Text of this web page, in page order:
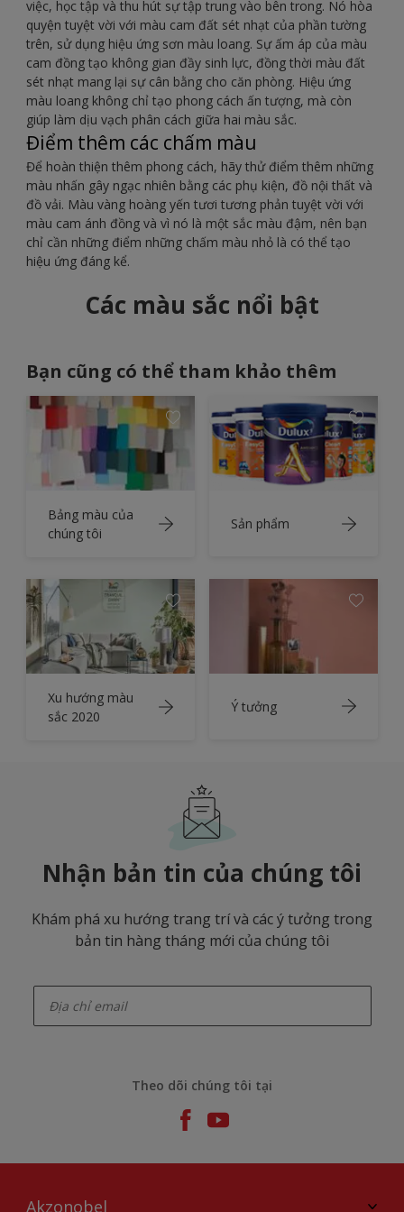
việc, học tập và thu hút sự tập trung vào bên trong. Nó hòa
quyện tuyệt vời với màu cam đất sét nhạt của phần tường
trên, sử dụng hiệu ứng sơn màu loang. Sự ấm áp của màu
cam đồng tạo không gian đầy sinh lực, đồng thời màu đất
sét nhạt mang lại sự cân bằng cho căn phòng. Hiệu ứng
màu loang không chỉ tạo phong cách ấn tượng, mà còn
giúp làm dịu vạch phân cách giữa hai màu sắc.
Điểm thêm các chấm màu
Để hoàn thiện thêm phong cách, hãy thử điểm thêm những
màu nhấn gây ngạc nhiên bằng các phụ kiện, đồ nội thất và
đồ vải. Màu vàng hoàng yến tươi tương phản tuyệt vời với
màu cam ánh đồng và vì nó là một sắc màu đậm, nên bạn
chỉ cần những điểm những chấm màu nhỏ là có thể tạo
hiệu ứng đáng kể.
Các màu sắc nổi bật
Bạn cũng có thể tham khảo thêm
Bảng màu của
chúng tôi
Sản phẩm
Xu hướng màu
sắc 2020
Ý tưởng
Nhận bản tin của chúng tôi
Khám phá xu hướng trang trí và các ý tưởng trong
bản tin hàng tháng mới của chúng tôi
Theo dõi chúng tôi tại
Akzonobel